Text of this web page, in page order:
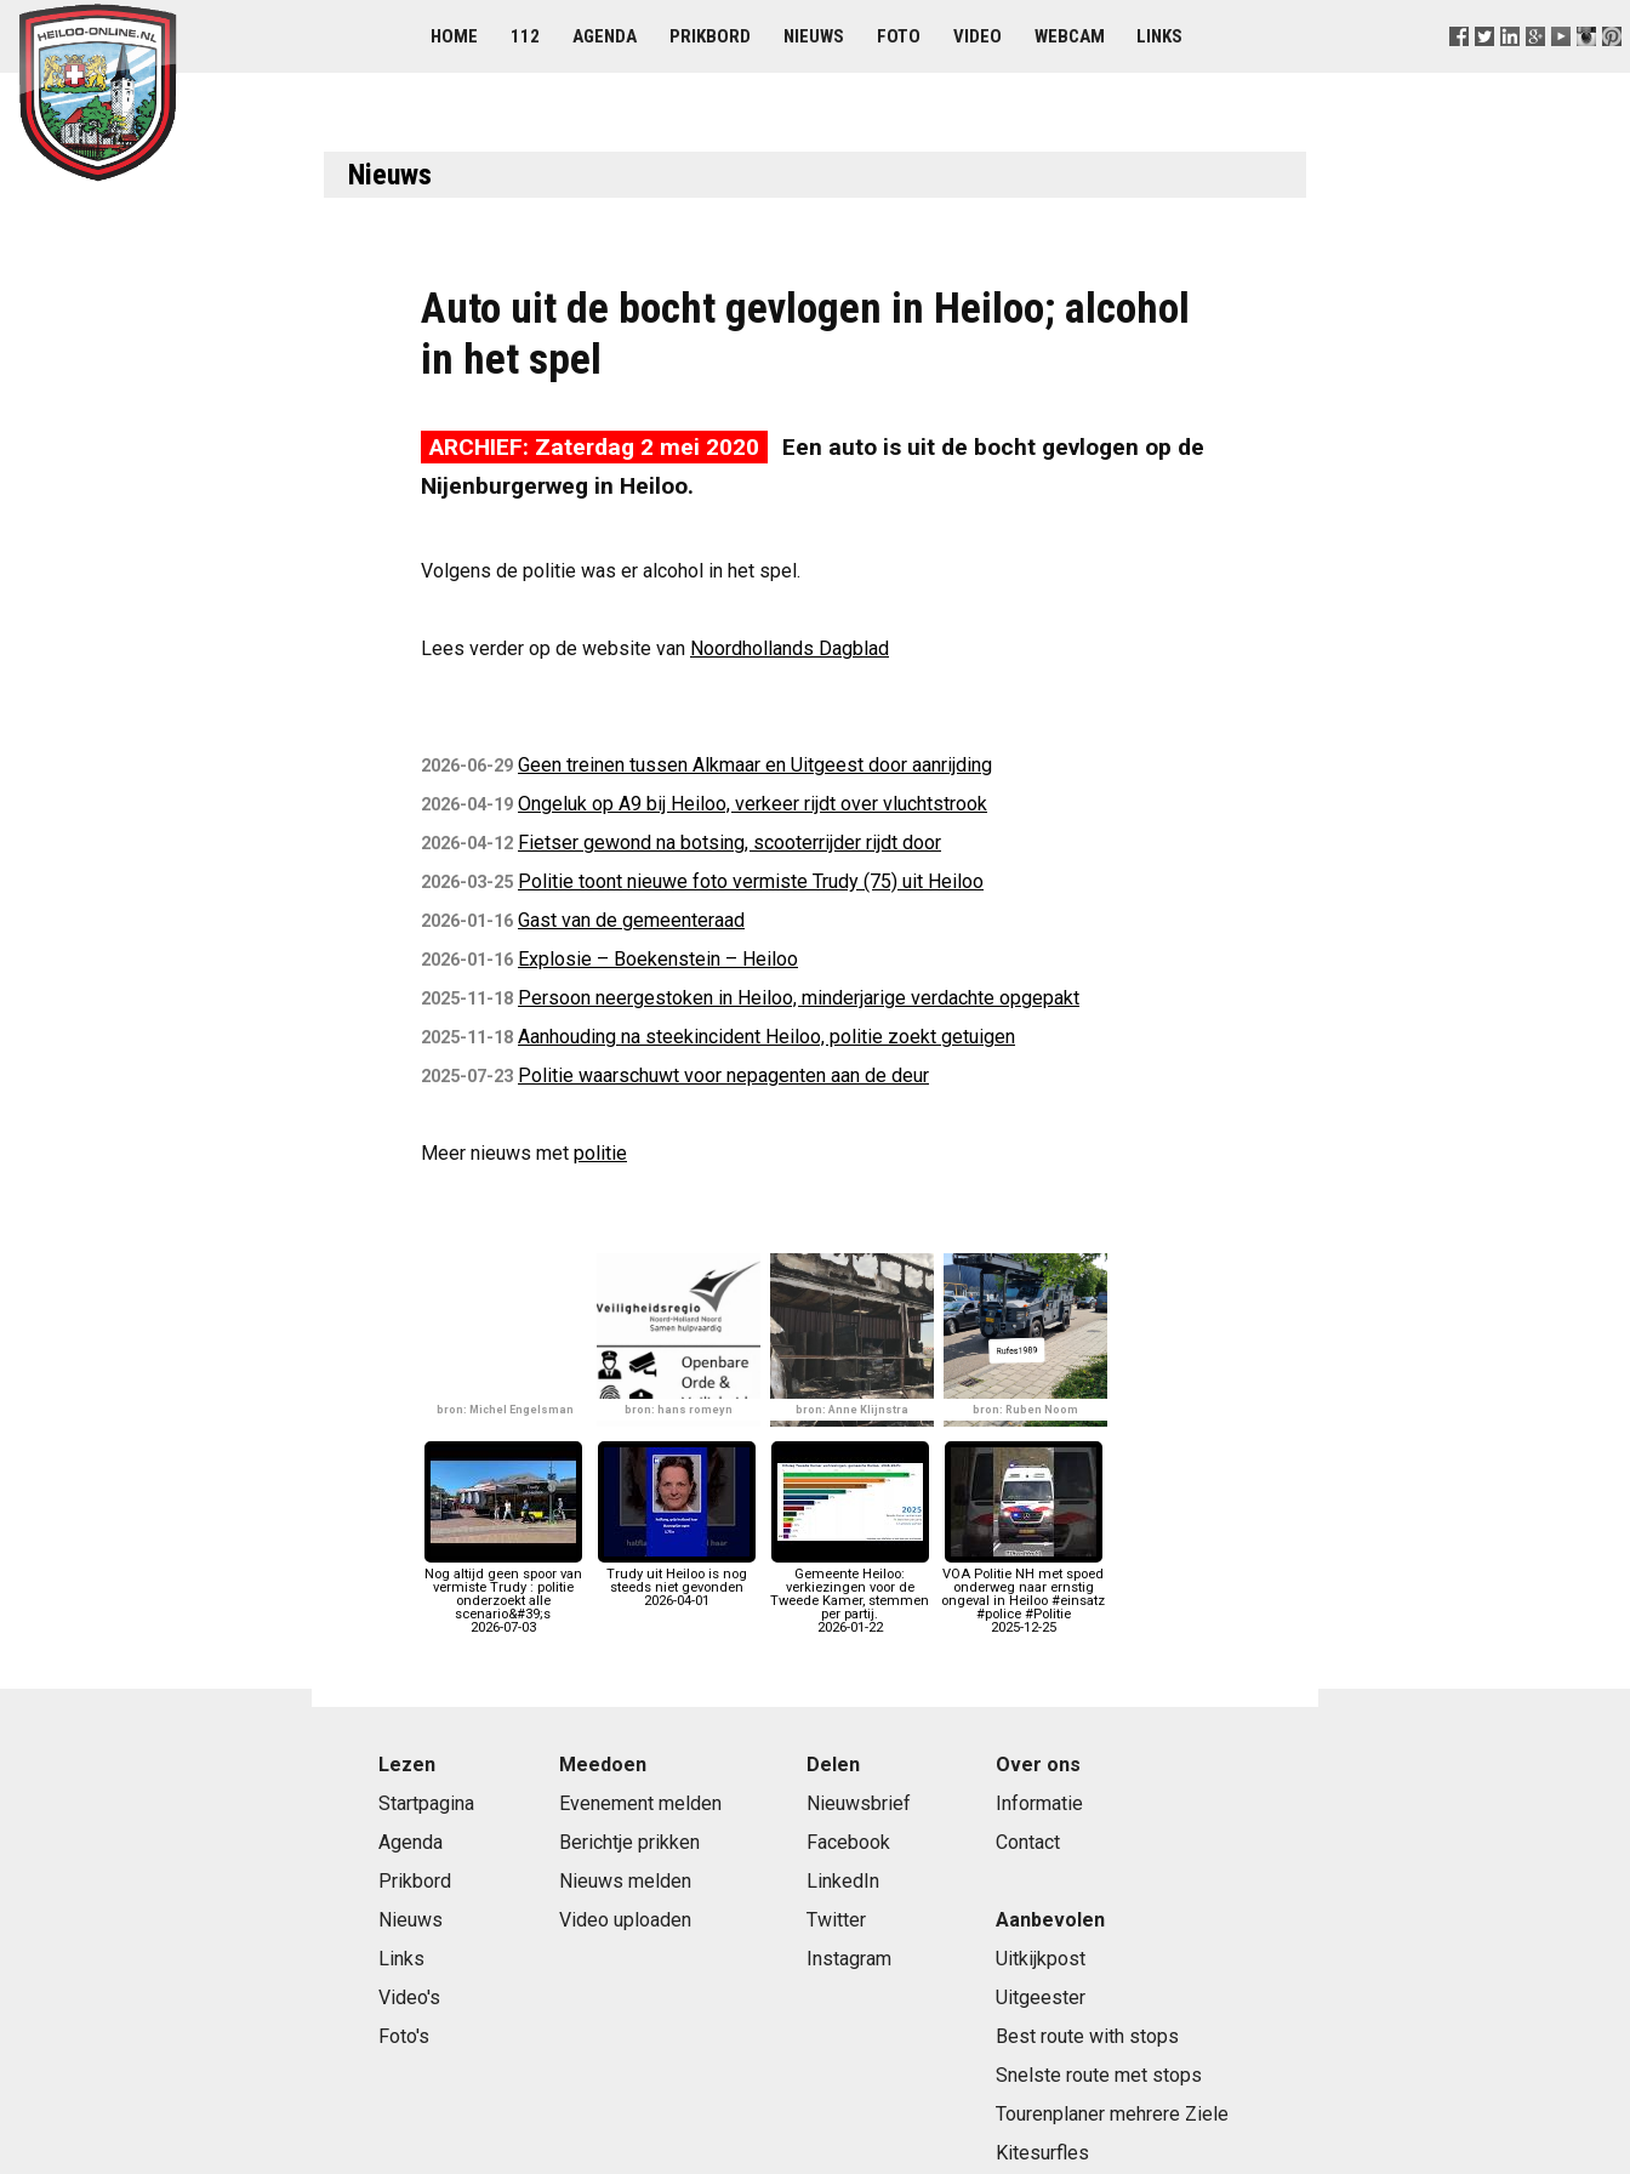
HOME 112 AGENDA PRIKBORD NIEUWS FOTO VIDEO WEBCAM LINKS
Nieuws
Auto uit de bocht gevlogen in Heiloo; alcohol
in het spel
ARCHIEF: Zaterdag 2 mei 2020
Een auto is uit de bocht gevlogen op de
Nijenburgerweg in Heiloo.
Volgens de politie was er alcohol in het spel.
Lees verder op de website van Noordhollands Dagblad
2026-06-29 Geen treinen tussen Alkmaar en Uitgeest door aanrijding
2026-04-19 Ongeluk op A9 bij Heiloo, verkeer rijdt over vluchtstrook
2026-04-12 Fietser gewond na botsing, scooterrijder rijdt door
2026-03-25 Politie toont nieuwe foto vermiste Trudy (75) uit Heiloo
2026-01-16 Gast van de gemeenteraad
2026-01-16 Explosie – Boekenstein – Heiloo
2025-11-18 Persoon neergestoken in Heiloo, minderjarige verdachte opgepakt
2025-11-18 Aanhouding na steekincident Heiloo, politie zoekt getuigen
2025-07-23 Politie waarschuwt voor nepagenten aan de deur
Meer nieuws met politie
bron: Michel Engelsman bron: hans romeyn bron: Anne Klijnstra bron: Ruben Noom
Nog altijd geen spoor van
vermiste Trudy : politie
onderzoekt alle
scenario&#39;s
2026-07-03
Trudy uit Heiloo is nog
steeds niet gevonden
2026-04-01
Gemeente Heiloo:
verkiezingen voor de
Tweede Kamer, stemmen
per partij.
2026-01-22
VOA Politie NH met spoed
onderweg naar ernstig
ongeval in Heiloo #einsatz
#police #Politie
2025-12-25
Lezen
Startpagina
Agenda
Prikbord
Nieuws
Links
Video's
Foto's
Meedoen
Evenement melden
Berichtje prikken
Nieuws melden
Video uploaden
Delen
Nieuwsbrief
Facebook
LinkedIn
Twitter
Instagram
Over ons
Informatie
Contact
Aanbevolen
Uitkijkpost
Uitgeester
Best route with stops
Snelste route met stops
Tourenplaner mehrere Ziele
Kitesurfles